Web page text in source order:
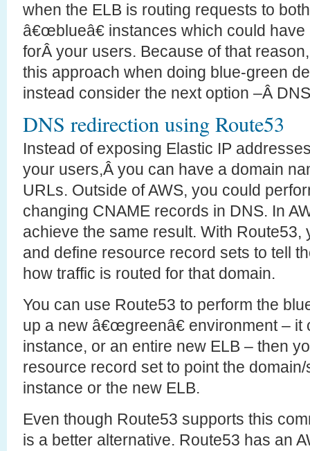
when the ELB is routing requests to
â€œblueâ€ instances which could
forÂ your users. Because of that
this approach when doing blue-green
instead consider the next option –Â
DNS redirection using Route53
Instead of exposing Elastic IP
your users,Â you can have a domain
URLs. Outside of AWS, you could
changing CNAME records in DNS. In
achieve the same result. With
and define resource record sets to tell
how traffic is routed for that domain.
You can use Route53 to perform the
up a new â€œgreenâ€ environment –
instance, or an entire new ELB – then
resource record set to point the
instance or the new ELB.
Even though Route53 supports this
is a better alternative. Route53 has an